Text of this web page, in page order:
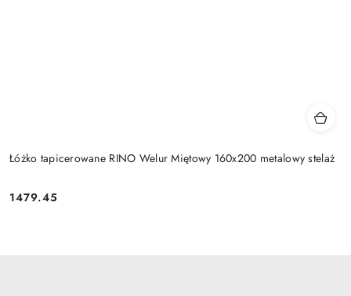
Łóżko tapicerowane RINO Welur Miętowy 160x200 metalowy stelaż
Cena:
1479.45